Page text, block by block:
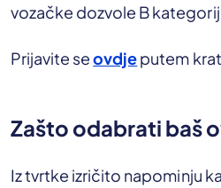
vozačke dozvole B
Prijavite seovdjeputem
Zašto odabrati baš
Iz tvrtke izričito napominju